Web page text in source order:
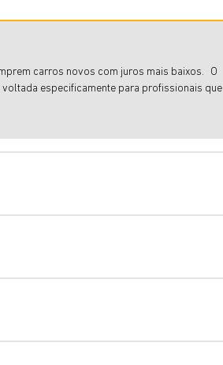
carros novos com juros mais baixos. O
especificamente para profissionais que